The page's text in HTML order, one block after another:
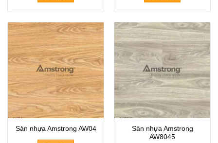
Sàn nhựa Amstrong AW04
Sàn nhựa Amstrong
AW8045